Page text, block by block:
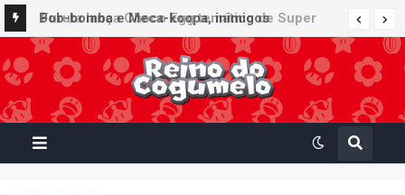
Bob-bomba e Meca-koopa, inimigos
"mecânicos" de Super Mario, viram brinquedos
de corda no Super Nintendo World
Furuta lança Choco Egg temático de Super
Mario Party Jamboree — Nintendo Switch 2
Edition + Jamboree TV com 15 miniaturas
colecionáveis